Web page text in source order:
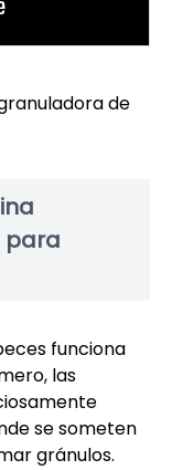
de
para
funciona
las
se someten
gránulos.